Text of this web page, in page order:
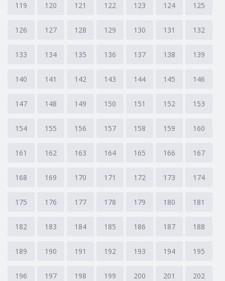
119 120 121 122 123 124 125
126 127 128 129 130 131 132
133 134 135 136 137 138 139
140 141 142 143 144 145 146
147 148 149 150 151 152 153
154 155 156 157 158 159 160
161 162 163 164 165 166 167
168 169 170 171 172 173 174
175 176 177 178 179 180 181
182 183 184 185 186 187 188
189 190 191 192 193 194 195
196 197 198 199 200 201 202